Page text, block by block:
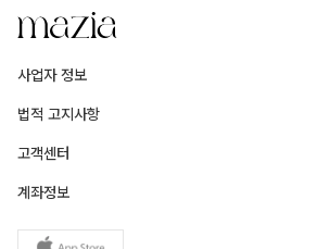
사업자 정보
법적 고지사항
고객센터
계좌정보